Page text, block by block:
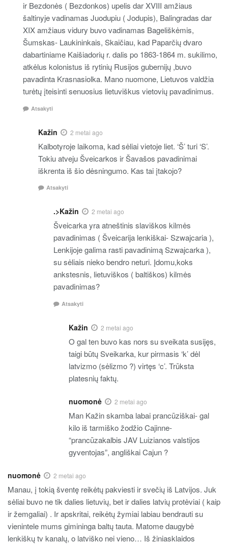
ir Bezdonės ( Bezdonkos) upelis dar XVIII amžiaus
šaltinyje vadinamas Juodupiu ( Jodupis), Balingradas dar
XIX amžiaus vidury buvo vadinamas Bageliškėmis,
Šumskas- Laukininkais, Skaičiau, kad Paparčių dvaro
dabartiniame Kaišiadorių r. dalis po 1863-1864 m. sukilimo,
atkėlus kolonistus iš rytinių Rusijos gubernijų ,buvo
pavadinta Krasnasiolka. Mano nuomone, Lietuvos valdžia
turėtų įteisinti senuosius lietuviškus vietovių pavadinimus.
Atsakyti
Kažin 2 metai ago
Kalbotyroje laikoma, kad sėliai vietoje liet. ‘Š’ turi ‘S’.
Tokiu atveju Šveicarkos ir Šavašos pavadinimai
iškrenta iš šio dėsningumo. Kas tai įtakojo?
Atsakyti
.>Kažin 2 metai ago
Šveicarka yra atneštinis slaviškos kilmės
pavadinimas ( Šveicarija lenkiškai- Szwajcaria ),
Lenkijoje galima rasti pavadinimą Szwajcarka ),
su sėliais nieko bendro neturi. Įdomu,koks
ankstesnis, lietuviškos ( baltiškos) kilmės
pavadinimas?
Atsakyti
Kažin 2 metai ago
O gal ten buvo kas nors su sveikata susijęs,
taigi būtų Sveikarka, kur pirmasis ‘k’ dėl
latvizmo (sėlizmo ?) virtęs ‘c’. Trūksta
platesnių faktų.
nuomonė 2 metai ago
Man Kažin skamba labai prancūziškai- gal
kilo iš tarmiško žodžio Cajinne-
“prancūzakalbis JAV Luizianos valstijos
gyventojas”, angliškai Cajun ?
nuomonė 2 metai ago
Manau, į tokią šventę reikėtų pakviesti ir svečių iš Latvijos. Juk
sėliai buvo ne tik dalies lietuvių, bet ir dalies latvių protėviai ( kaip
ir žemgaliai) . Ir apskritai, reikėtų žymiai labiau bendrauti su
vienintele mums gimininga baltų tauta. Matome daugybė
lenkiškų tv kanalų, o latviško nei vieno… Iš žiniasklaidos